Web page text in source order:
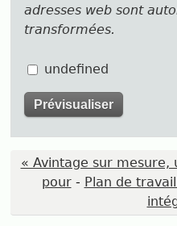
adresses web sont
transformées.
undefined
« Avintage sur
pour - Plan de